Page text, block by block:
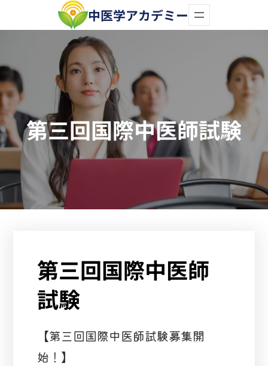
容
ス
キ
ッ
プ
中医学アカデミー
第三回国際中医師試験
第三回国際中医師
試験
【第三回国際中医師試験募集開
始！】